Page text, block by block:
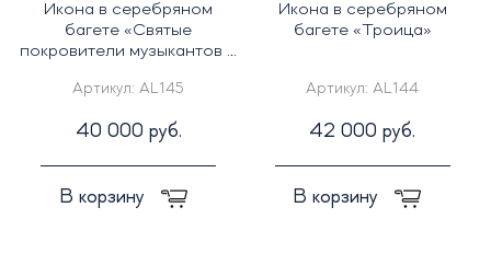
Икона в серебряном
багете «Святые
покровители музыкантов и
Артикул:AL145
40 000 руб.
В корзину
Икона в серебряном
багете «Троица»
Артикул:AL144
42 000 руб.
В корзину